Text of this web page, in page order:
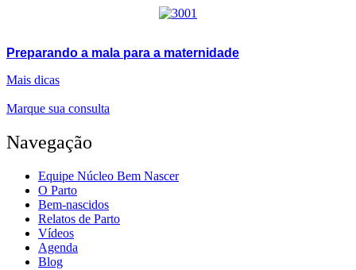
Preparando a mala para a maternidade
Mais dicas
Marque sua consulta
Navegação
Equipe Núcleo Bem Nascer
O Parto
Bem-nascidos
Relatos de Parto
Vídeos
Agenda
Blog